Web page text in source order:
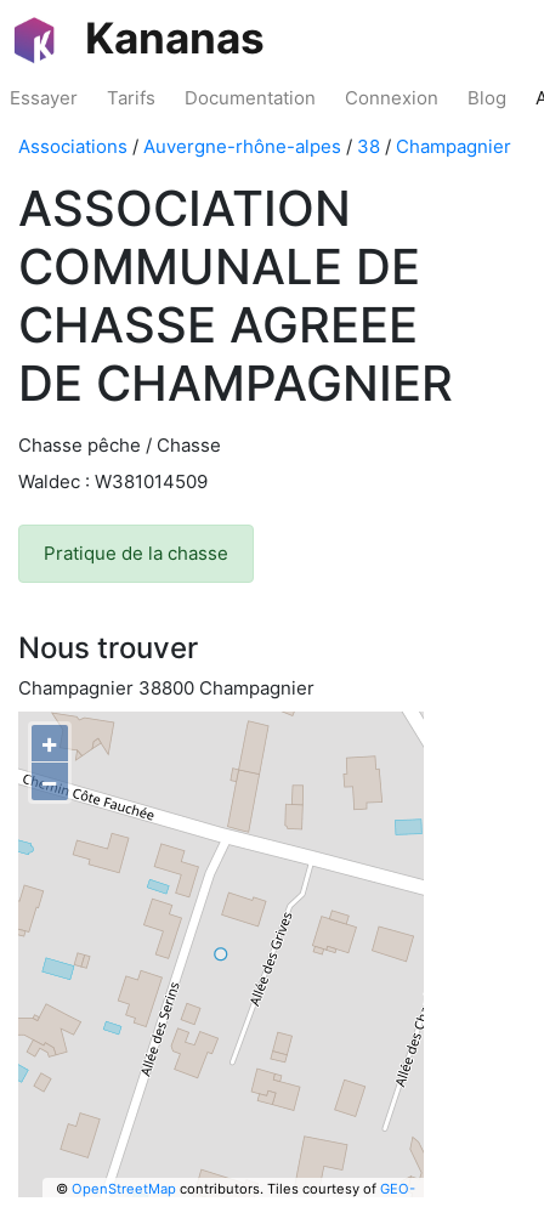
Kananas
Essayer Tarifs Documentation Connexion Blog
Associations / Auvergne-rhône-alpes / 38 / Champagnier
ASSOCIATION
COMMUNALE DE
CHASSE AGREEE
DE CHAMPAGNIER
Chasse pêche / Chasse
Waldec : W381014509
Pratique de la chasse
Nous trouver
Champagnier 38800 Champagnier
+
−
© OpenStreetMapcontributors. Tiles courtesy of GEO-